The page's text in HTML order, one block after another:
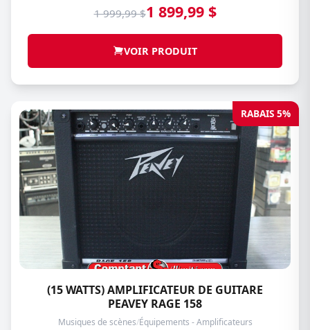
1 999,99 $1 899,99 $
VOIR PRODUIT
RABAIS 5%
(15 WATTS) AMPLIFICATEUR DE GUITARE
PEAVEY RAGE 158
Musiques de scènes/Équipements - Amplificateurs